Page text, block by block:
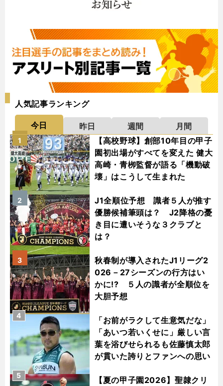
人気記事ランキング
今日 昨日 週間
月間
【高校野球】創部10年目の甲子
園初出場がすべてを変えた 健大
高崎・青栁監督が語る「機動破
壊」はこうして生まれた
1
J1全順位予想 識者５人が推す
優勝候補筆頭は？ J2降格の憂
き目に遭いそうな３クラブと
は？
2
秋春制が導入されたJ1リーグ2
026－27シーズンの行方はい
かに!? ５人の識者が全順位を
大胆予想
3
「お前がラクして生意気だな」
「あいつ若いくせに」厳しい言
葉を浴びせられるも佐藤慎太郎
が貫いた誇りとファンへの思い
4
【夏の甲子園2026】聖隷クリ
5